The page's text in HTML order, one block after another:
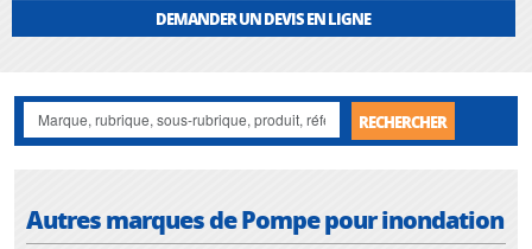
Nos interventions sur toute l'Ile de France suivant vos besoins et vos
contraintes sont un gage d'efficacité, et garantissent l'absence de perturbation
DEMANDER UN DEVIS EN LIGNE
RECHERCHER
Autres marques de Pompe pour inondation